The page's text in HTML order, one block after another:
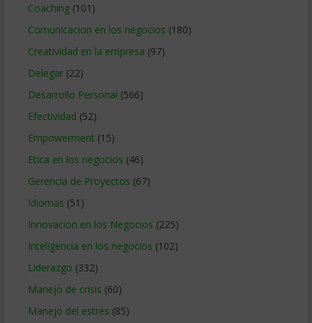
Coaching(101)
Comunicacion en los negocios (180)
Creatividad en la empresa (97)
Delegar(22)
Desarrollo Personal (566)
Efectividad (52)
Empowerment (15)
Etica en los negocios (46)
Gerencia de Proyectos (67)
Idiomas (51)
Innovacion en los Negocios (225)
Inteligencia en los negocios (102)
Liderazgo (332)
Manejo de crisis (60)
Manejo del estrés (85)